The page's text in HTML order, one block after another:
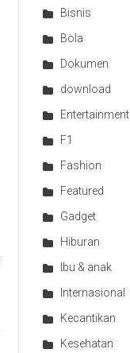
Bisnis
Bola
Dokumen
download
Entertainment
F1
Fashion
Featured
Gadget
Hiburan
Ibu & anak
Internasional
Kecantikan
Kesehatan